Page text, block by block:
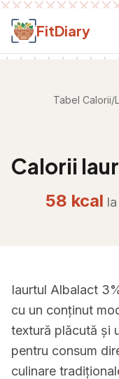
Salt la conținut
FitDiary
Tabel Calorii/
Calorii
58 kcal la
Iaurtul Albalact
cu un conținut
textură plăcută și
pentru consum
culinare